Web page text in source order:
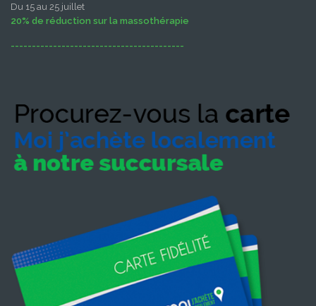
Du 15 au 25 juillet
20% de réduction sur la massothérapie
-----------------------------------------